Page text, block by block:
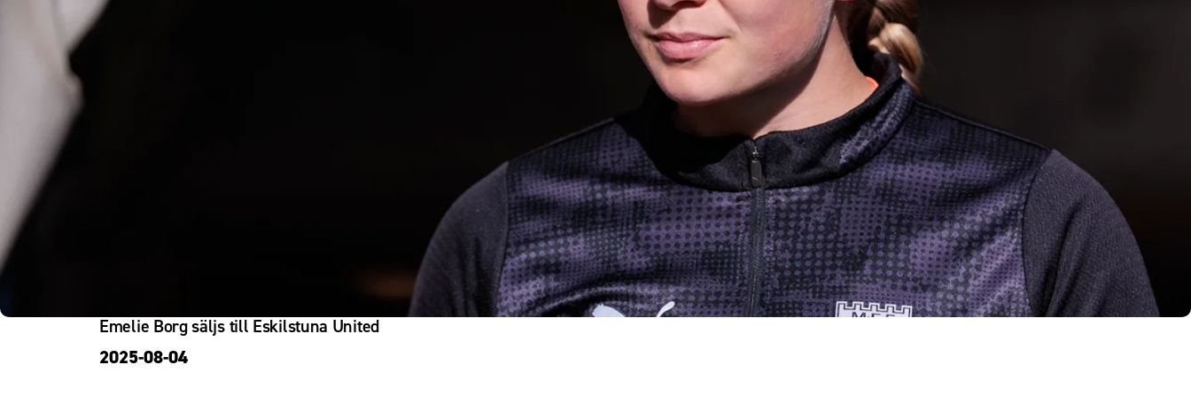
Emelie Borg säljs till Eskilstuna United
2025-08-04